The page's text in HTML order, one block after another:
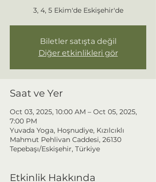
3, 4, 5 Ekim'de Eskişehir'de
Biletler satışta değil
Diğer etkinlikleri gör
Saat ve Yer
Oct 03, 2025, 10:00 AM – Oct 05, 2025,
7:00 PM
Yuvada Yoga, Hoşnudiye, Kızılcıklı
Mahmut Pehlivan Caddesi, 26130
Tepebaşı/Eskişehir, Türkiye
Etkinlik Hakkında